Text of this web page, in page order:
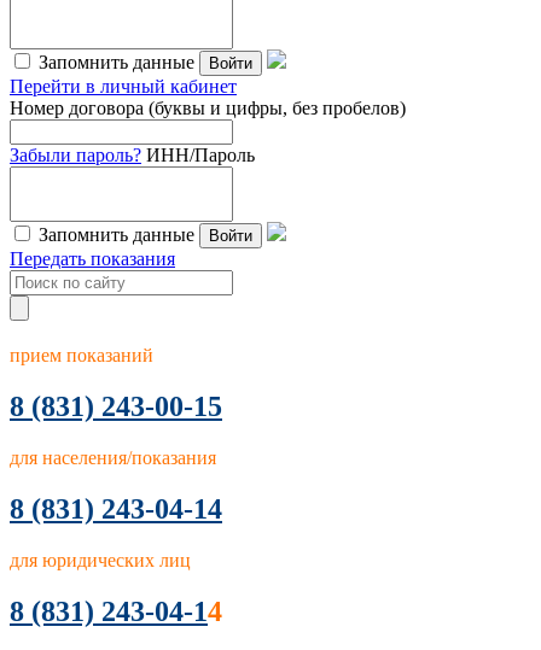
Запомнить данные Войти
Перейти в личный кабинет
Номер договора (буквы и цифры, без пробелов)
Забыли пароль? ИНН/Пароль
Запомнить данные Войти
Передать показания
прием показаний
8 (831) 243-00-15
для населения/показания
8 (831) 243-04-14
для юридических лиц
8 (831) 243-04-14